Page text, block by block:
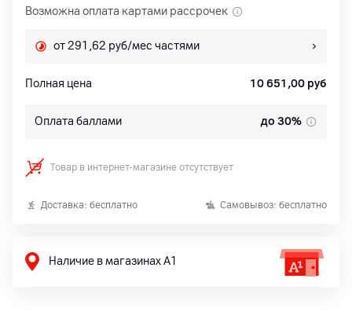
Возможна оплата картами рассрочек
от 291,62 руб/мес частями
Полная цена 10 651,00 руб
Оплата баллами до 30%
Товар в интернет-магазине отсутствует
Доставка: бесплатно Самовывоз: бесплатно
Наличие в магазинах А1